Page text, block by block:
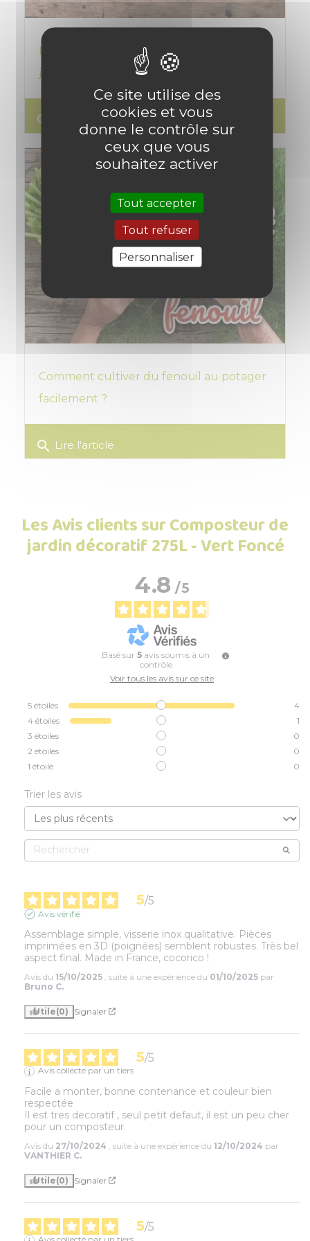
Le compost : mode d'emploi pour un
jardin fertile et écologique
search Lire l'article
Comment cultiver du fenouil au potager
facilement ?
search Lire l'article
Les Avis clients sur Composteur de
jardin décoratif 275L - Vert Foncé
4.8/5
Basé sur 5 avis soumis à un
contrôle
Voir tous les avis sur ce site
5 étoiles
4
4 étoiles
1
3 étoiles
0
2 étoiles
0
1 étoile 0
Trier les avis
5/5
Avis vérifié
Assemblage simple, visserie inox qualitative. Pièces
imprimées en 3D (poignées) semblent robustes. Très bel
aspect final. Made in France, cocorico !
Avis du 15/10/2025 , suite à une expérience du 01/10/2025 par
Bruno C.
Utile(0) Signaler
5/5
Avis collecté par un tiers
Facile a monter, bonne contenance et couleur bien
respectée
Il est tres decoratif , seul petit defaut, il est un peu cher
pour un composteur.
Avis du 27/10/2024 , suite à une expérience du 12/10/2024 par
VANTHIER C.
Utile(0) Signaler
5/5
Ce site utilise des
cookies et vous
donne le contrôle sur
ceux que vous
souhaitez activer
Tout accepter
Tout refuser
Personnaliser